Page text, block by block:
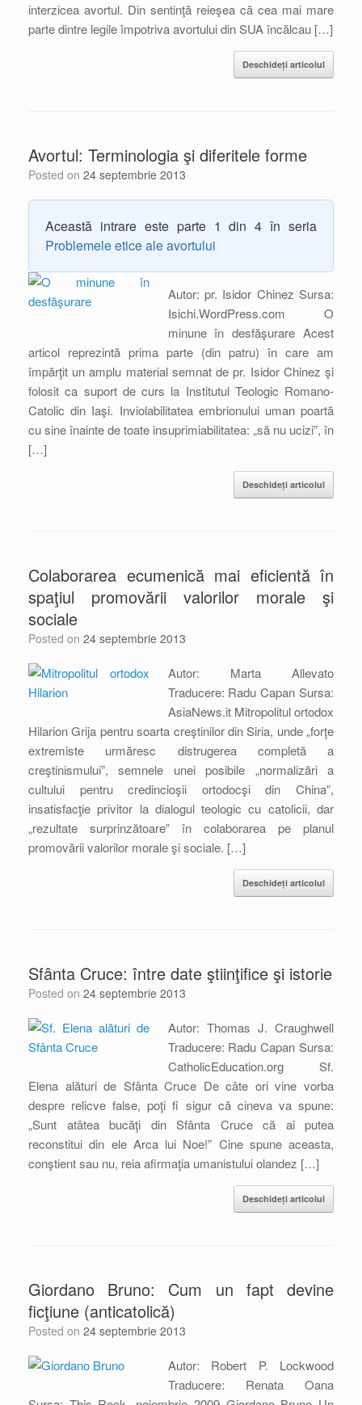
interzicea avortul. Din sentinţă reieşea că cea mai mare
parte dintre legile împotriva avortului din SUA încălcau […]
Deschideți articolul
Avortul: Terminologia şi diferitele forme
Posted on 24 septembrie 2013
Această intrare este parte 1 din 4 în seria
Problemele etice ale avortului
Autor: pr. Isidor Chinez Sursa:
Isichi.WordPress.com O
minune în desfăşurare Acest
articol reprezintă prima parte (din patru) în care am
împărţit un amplu material semnat de pr. Isidor Chinez şi
folosit ca suport de curs la Institutul Teologic Romano-
Catolic din Iaşi. Inviolabilitatea embrionului uman poartă
cu sine înainte de toate insuprimiabilitatea: „să nu ucizi”, în
[…]
Deschideți articolul
Colaborarea ecumenică mai eficientă în
spaţiul promovării valorilor morale şi
sociale
Posted on 24 septembrie 2013
Autor: Marta Allevato
Traducere: Radu Capan Sursa:
AsiaNews.it Mitropolitul ortodox
Hilarion Grija pentru soarta creştinilor din Siria, unde „forţe
extremiste urmăresc distrugerea completă a
creştinismului”, semnele unei posibile „normalizări a
cultului pentru credincioşii ortodocşi din China”,
insatisfacţie privitor la dialogul teologic cu catolicii, dar
„rezultate surprinzătoare” în colaborarea pe planul
promovării valorilor morale şi sociale. […]
Deschideți articolul
Sfânta Cruce: între date ştiinţifice şi istorie
Posted on 24 septembrie 2013
Autor: Thomas J. Craughwell
Traducere: Radu Capan Sursa:
CatholicEducation.org Sf.
Elena alături de Sfânta Cruce De câte ori vine vorba
despre relicve false, poţi fi sigur că cineva va spune:
„Sunt atâtea bucăţi din Sfânta Cruce că ai putea
reconstitui din ele Arca lui Noe!” Cine spune aceasta,
conştient sau nu, reia afirmaţia umanistului olandez […]
Deschideți articolul
Giordano Bruno: Cum un fapt devine
ficţiune (anticatolică)
Posted on 24 septembrie 2013
Autor: Robert P. Lockwood
Traducere: Renata Oana